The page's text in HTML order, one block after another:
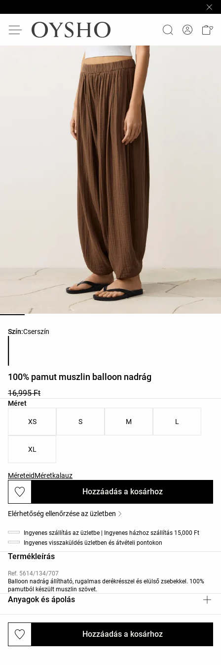
Szín:Cserszín
Termékszínek listája
100% pamut muszlin balloon nadrág
16,995 Ft
Méret
Termékméretek listája
XS S M L
XL
MéreteidMéretkalauz
Hozzáadás a kosárhoz
Hozzáadás a kosárhoz
Elérhetőség ellenőrzése az üzletben
Ingyenes szállítás az üzletbe | Ingyenes házhoz szállítás 15,000 Ft
Ingyenes visszaküldés üzletben és átvételi pontokon
Termékleírás
Ref. 5614/134/707
Balloon nadrág állítható, rugalmas derékrésszel és elülső zsebekkel. 100%
pamutból készült muszlin szövet.
Anyagok és ápolás
Kiszállítás és visszaküldés